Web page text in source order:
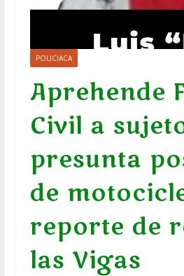
POLICIACA
Aprehende
Civil a
presunta
de
reporte de
las Vigas